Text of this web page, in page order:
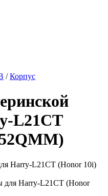
/Корпус
L21CT
Harry-L21CT (Honor 10i)